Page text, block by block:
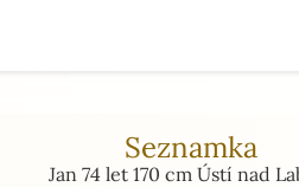
Seznamka
Jan 74 let 170 cm Ústí nad